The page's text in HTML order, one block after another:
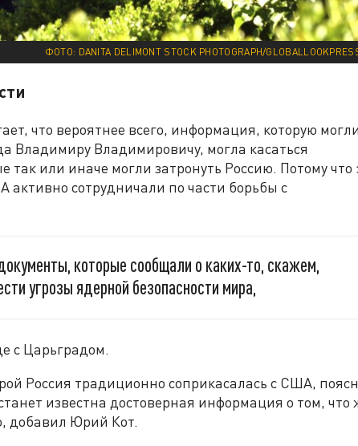
ФОТО: DANITA DELIMONT STOCK PHOTOGRAPH/
что вероятнее всего, информация, которую могли
Владимиру Владимировичу, могла касаться
так или иначе могли затронуть Россию. Потому что
сотрудничали по части борьбы с
которые сообщали о каких-то, скажем,
угрозы ядерной безопасности мира,
с Царьградом.
Россия традиционно соприкасалась с США,
известна достоверная информация о том, что
добавил Юрий Кот.